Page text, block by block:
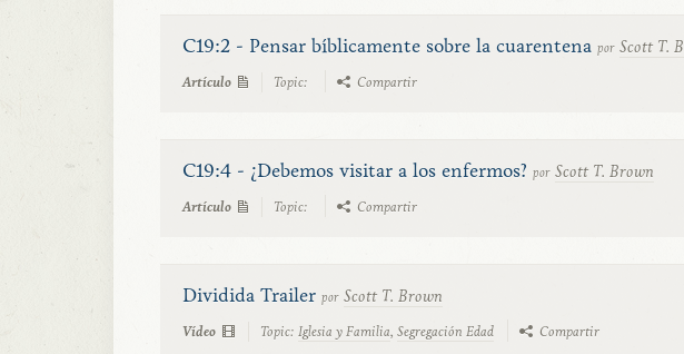
C19:2 - Pensar bíblicamente sobre la cuarentena por Scott T.
Artículo Topic: Compartir
C19:4 - ¿Debemos visitar a los enfermos? por Scott T. Brown
Artículo Topic: Compartir
Dividida Trailer por Scott T. Brown
Vídeo Topic: Iglesia y Familia, Segregación Edad Compartir